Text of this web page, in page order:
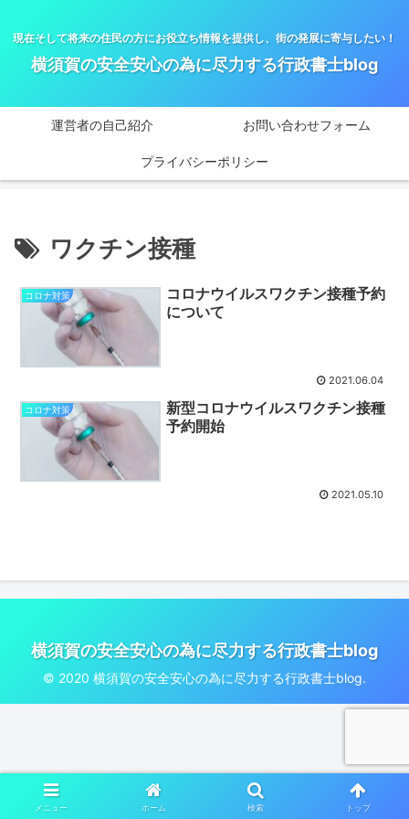
現在そして将来の住民の方にお役立ち情報を提供し、街の発展に寄与したい！
横須賀の安全安心の為に尽力する行政書士blog
運営者の自己紹介 お問い合わせフォーム
プライバシーポリシー
ワクチン接種
コロナ対策
コロナウイルスワクチン接種予約
について
2021.06.04
コロナ対策
新型コロナウイルスワクチン接種
予約開始
2021.05.10
横須賀の安全安心の為に尽力する行政書士blog
© 2020 横須賀の安全安心の為に尽力する行政書士blog.
メニュー ホーム 検索 トップ